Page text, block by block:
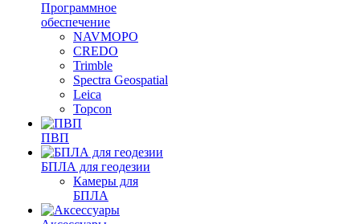
Программное
обеспечение
NAVMOPO
CREDO
Trimble
Spectra Geospatial
Leica
Topcon
ПВП
БПЛА для геодезии
Камеры для
БПЛА